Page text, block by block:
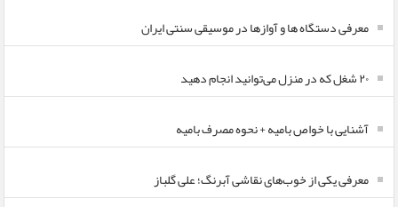
معرفی دستگاه ها و آوازها در موسیقی سنتی ایران
۲۰ شغل که در منزل می‌توانید انجام دهید
آشنایی با خواص بامیه + نحوه مصرف بامیه
معرفی یکی از خوب‌های نقاشی آبرنگ؛ علی گلباز